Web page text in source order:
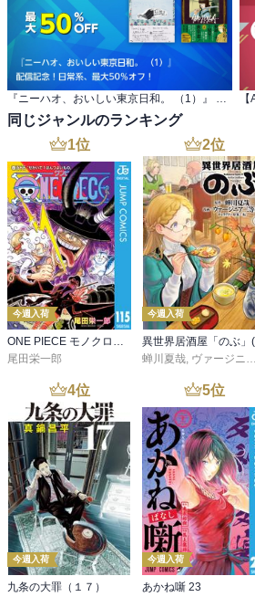
同じジャンルのランキング
1位
今週入荷
ONE PIECE モノクロ版 115
尾田栄一郎
2位
今週入荷
蝉川夏哉, ヴァージニア二等兵
4位
今週入荷
九条の大罪（１７）
5位
今週入荷
あかね噺 23